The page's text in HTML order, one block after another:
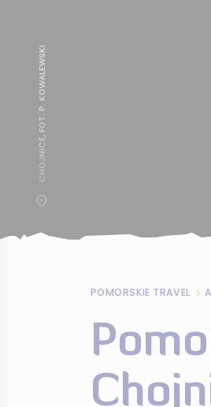
CHOJNICE, FOT. P. KOWALEWSKI
POMORSKIE TRAVEL